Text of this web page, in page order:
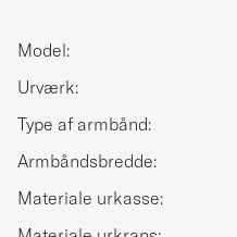
Model:
Urværk:
Type af armbånd:
Armbåndsbredde:
Materiale urkasse: